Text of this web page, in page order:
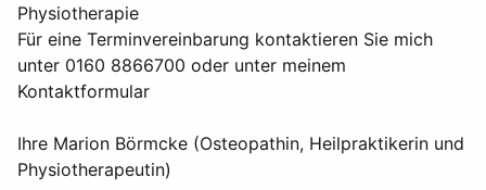
Physiotherapie
Für eine Terminvereinbarung kontaktieren Sie mich
unter 0160 8866700 oder unter meinem
Kontaktformular
Ihre Marion Börmcke (Osteopathin, Heilpraktikerin und
Physiotherapeutin)